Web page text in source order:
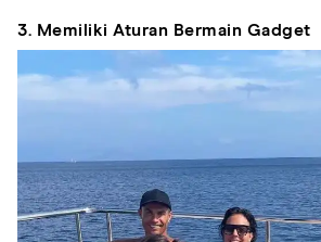
3. Memiliki Aturan Bermain Gadget